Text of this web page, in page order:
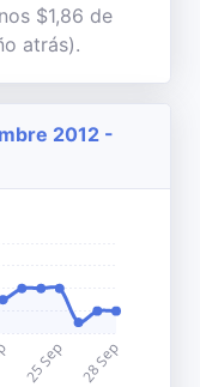
$1,86 de
atrás).
2012 -